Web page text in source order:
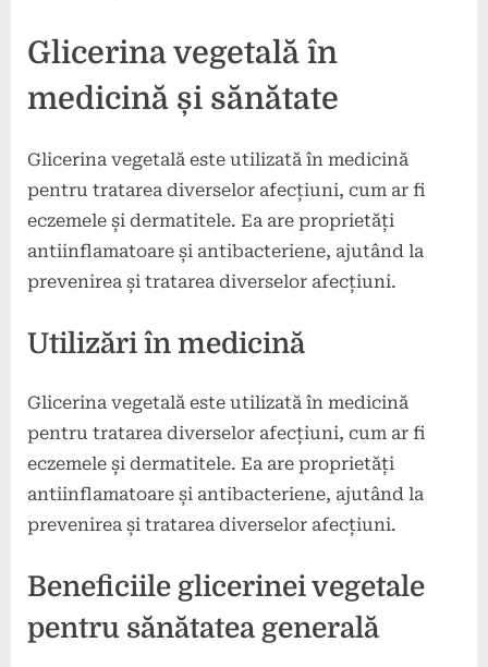
Glicerina vegetală în
medicină și sănătate
Glicerina vegetală este utilizată în medicină
pentru tratarea diverselor afecțiuni, cum ar fi
eczemele și dermatitele. Ea are proprietăți
antiinflamatoare și antibacteriene, ajutând la
prevenirea și tratarea diverselor afecțiuni.
Utilizări în medicină
Glicerina vegetală este utilizată în medicină
pentru tratarea diverselor afecțiuni, cum ar fi
eczemele și dermatitele. Ea are proprietăți
antiinflamatoare și antibacteriene, ajutând la
prevenirea și tratarea diverselor afecțiuni.
Beneficiile glicerinei vegetale
pentru sănătatea generală